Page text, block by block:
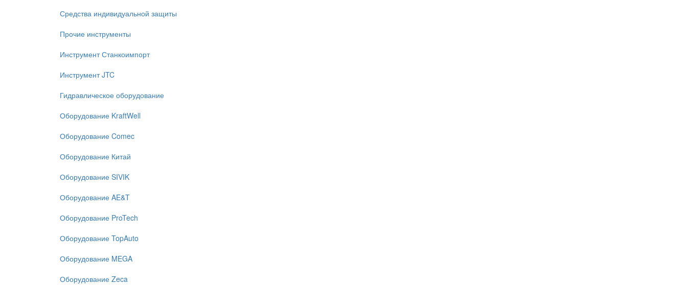
Средства индивидуальной защиты
Прочие инструменты
Инструмент Станкоимпорт
Инструмент JTC
Гидравлическое оборудование
Оборудование KraftWell
Оборудование Comec
Оборудование Китай
Оборудование SIVIK
Оборудование AE&T
Оборудование ProTech
Оборудование TopAuto
Оборудование MEGA
Оборудование Zeca